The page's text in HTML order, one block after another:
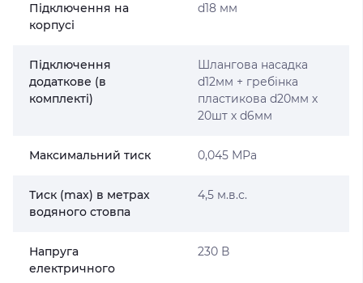
Підключення на
корпусі
d18 мм
Підключення
додаткове (в
комплекті)
Шлангова насадка
d12мм + гребінка
пластикова d20мм х
20шт х d6мм
Максимальний тиск 0,045 МРа
Тиск (max) в метрах
водяного стовпа
4,5 м.в.с.
Напруга
електричного
230 В